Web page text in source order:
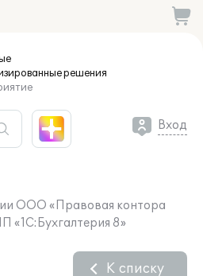
решения
Вход
ООО «Правовая контора
«1С:Бухгалтерия 8»
К списку